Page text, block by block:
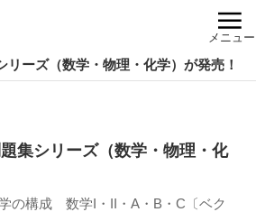
メニュー
リーズ（数学・物理・化学）が発売！
集シリーズ（数学・物理・化
の構成 数学I・II・A・B・C〔ベク